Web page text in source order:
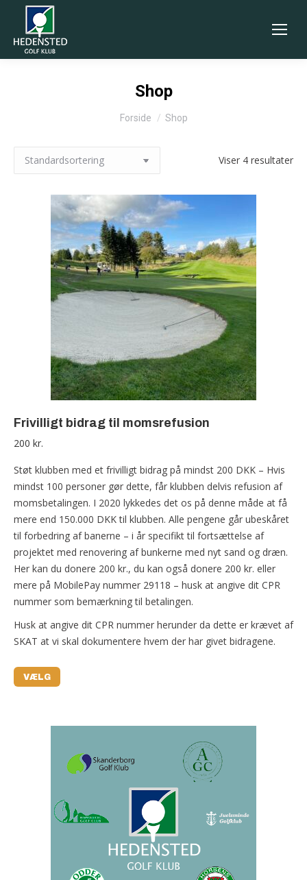
Shop
You are here:
Forside Shop
Viser 4 resultater
Frivilligt bidrag til momsrefusion
200 kr.
Støt klubben med et frivilligt bidrag på mindst 200 DKK – Hvis
mindst 100 personer gør dette, får klubben delvis refusion af
momsbetalingen. I 2020 lykkedes det os på denne måde at få
mere end 150.000 DKK til klubben. Alle pengene går ubeskåret
til forbedring af banerne – i år specifikt til fortsættelse af
projektet med renovering af bunkerne med nyt sand og dræn.
Her kan du donere 200 kr., du kan også donere 200 kr. eller
mere på MobilePay nummer 29118 – husk at angive dit CPR
nummer som bemærkning til betalingen.
Husk at angive dit CPR nummer herunder da dette er krævet af
SKAT at vi skal dokumentere hvem der har givet bidragene.
VÆLG